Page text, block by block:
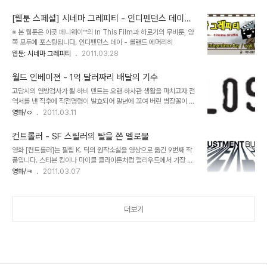
고 있는것인지 조차 기억하지..
리 스콧의 [블레이드 러너]와 같은 날 개봉된 존 카펜터의 [괴물], 그리
고 디즈니 최대의 야심작 [트론]이 포함되어 있었다. [블레이드 러너]
나 [괴물]이 컬트 매니아들의 열광적인 지지를 받아 훗날 걸작으로 재
평가받는 성과를 거둔 반면 [트론]에 대한 평가는 아직까지도 제대로
이루어지지 않고 있다. 지금도 의아한 점은 [트론]이 흥행에 대실패한
1..
[웹툰 스페셜] 시네마 그레피티 - 인디펜던스 데이
(Independence Day, 1996)
※ 본 웹툰은 이곳 페니웨이™의 In This Film과 하로기의 무비툰, 양
쪽 모두에 포스팅됩니다. 인디펜던스 데이 - 롤랜드 에머리히
웹툰: 시네마 그레피티
2011.03.28
월드 인베이젼 - 1억 달러짜리 배달의 기수
고담시의 연방검사가 될 하비 덴트는 오랜 하사관 생활을 마치고자 전
역서를 낸 직후에 작전명령이 발효되어 말년에 꼬여 버린 병장꼴이 되
고 맙니다. 나비행성에서 항명죄를 저지른 트루디는 지구로 복귀해 외
컴'을 운영하다 트랜스포머들의 싸움에 휘말린 리오는 트라우마를 극
복하기 위해 사관학교에 입학, 우수한 성적으로 장교가 되어 첫 임무를
받게 되는데 이들이 맡게 되는 작전은 하필이면 외계인들의 침공을 막
아내는 일입니다. 자 이런 스토리를 가지고 영화를 만들었다고 생각해
봅시다. 정말 대단하겠지요? 어떤면으로는요. 그런데... 그것이 실제로
영화/ㅇ 2011.03.11
컨트롤러 - SF 스릴러의 탈을 쓴 멜로물
영화 [컨트롤러]는 필립 K. 딕의 원작소설을 영상으로 옮긴 9번째 작
품입니다. 스티븐 킹이나 마이클 클라이튼처럼 헐리우드에서 가장 인
기있는 소설가이지만 필립 K. 딕의 작품 중 영화로서 성공한 케이스는
실패했지만 완성도마저 형편없는 작품들이 되었지요. 그나마 성공한
영화/ㅋ 2011.03.07
더보기